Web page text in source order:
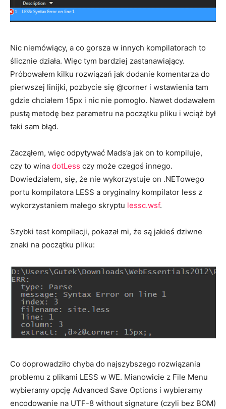
Nic niemówiący, a co gorsza w innych kompilatorach to
ślicznie działa. Więc tym bardziej zastanawiający.
Próbowałem kilku rozwiązań jak dodanie komentarza do
pierwszej linijki, pozbycie się @corner i wstawienia tam
gdzie chciałem 15px i nic nie pomogło. Nawet dodawałem
pustą metodę bez parametru na początku pliku i wciąż był
taki sam błąd.
Zacząłem, więc odpytywać Mads’a jak on to kompiluje,
czy to wina dotLess czy może czegoś innego.
Dowiedziałem, się, że nie wykorzystuje on .NETowego
portu kompilatora LESS a oryginalny kompilator less z
wykorzystaniem małego skryptu lessc.wsf.
Szybki test kompilacji, pokazał mi, że są jakieś dziwne
znaki na początku pliku:
Co doprowadziło chyba do najszybszego rozwiązania
problemu z plikami LESS w WE. Mianowicie z File Menu
wybieramy opcję Advanced Save Options i wybieramy
encodowanie na UTF-8 without signature (czyli bez BOM)